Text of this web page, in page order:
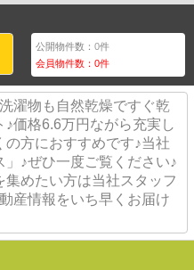
公開物件数：0件
会員物件数：0件
濯物も自然乾燥ですぐ乾
♪価格6.6万円ながら充実し
方におすすめです♪当社
♪ぜひ一度ご覧ください♪
めたい方は当社スタッフ
産情報をいち早くお届け